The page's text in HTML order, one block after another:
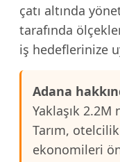
çatı altında
tarafında
iş hedeflerinize
Adana
Yaklaşık
Tarım,
ekonomileri